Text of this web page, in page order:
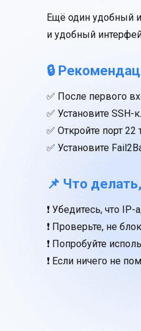
Ещё один удобный
и удобный
🔒
✅ После первого
✅ Установите
✅ Откройте порт 22
✅ Установите
📌 Что
❗ Убедитесь, что
❗ Проверьте, не
❗ Попробуйте
❗ Если ничего не